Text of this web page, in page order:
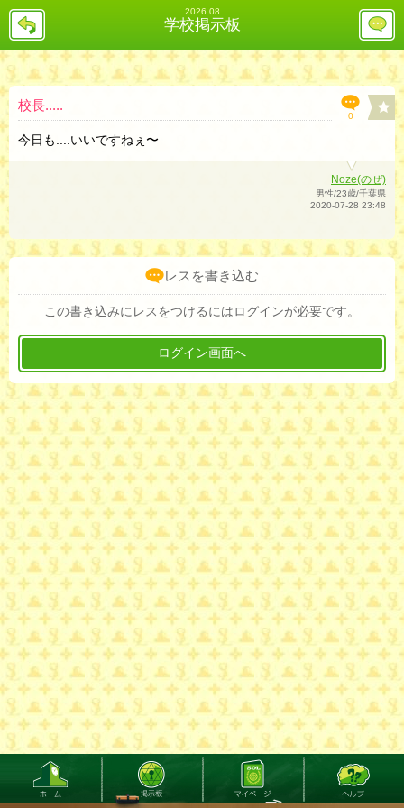
2026.08
学校掲示板
戻
レ
投
稿
欄
0
校長.....
今日も....いいですねぇ〜
Noze(のぜ)
男性/23歳/千葉県
2020-07-28 23:48
レスを書き込む
この書き込みにレスをつけるにはログインが必要です。
ログイン画面へ